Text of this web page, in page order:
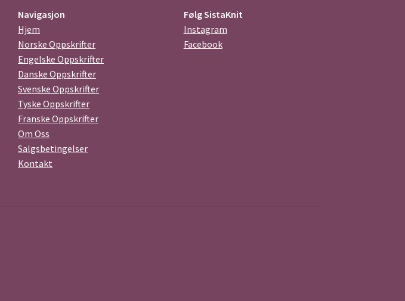
Navigasjon
Hjem
Norske Oppskrifter
Engelske Oppskrifter
Danske Oppskrifter
Svenske Oppskrifter
Tyske Oppskrifter
Franske Oppskrifter
Om Oss
Salgsbetingelser
Kontakt
Følg SistaKnit
Instagram
Facebook